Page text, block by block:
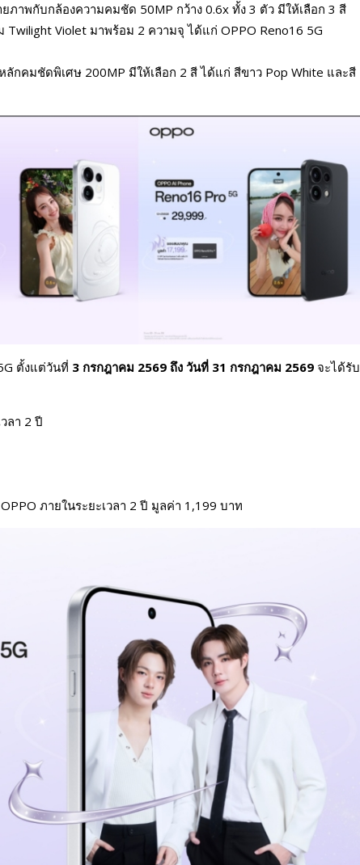
าพกับกล้องความคมชัด 50MP กว้าง 0.6x ทั้ง 3 ตัว มีให้เลือก 3 สี
Violet มาพร้อม 2 ความจุ ได้แก่ OPPO Reno16 5G
กคมชัดพิเศษ 200MP มีให้เลือก 2 สี ได้แก่ สีขาว Pop White และสี
ตั้งแต่วันที่ 3 กรกฎาคม 2569 ถึง วันที่ 31 กรกฎาคม 2569 จะได้รับ
ลา 2 ปี
ภายในระยะเวลา 2 ปี มูลค่า 1,199 บาท